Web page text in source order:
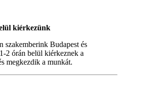
kiérkezünk
szakemberink Budapest és
2 órán belül kiérkeznek a
megkezdik a munkát.